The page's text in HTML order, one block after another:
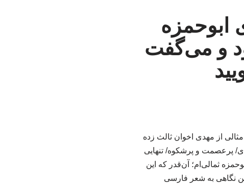
ابوحمزه
و می‌گفت
از مهدی اخوان ثالث زده
پرعصمت و پرشکوه/ تنهایی
ثمالی‌ام؛ آن‌قدر که این
نگاهی به شعر فارسی